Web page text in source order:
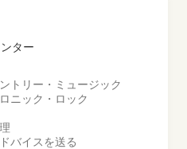
ター
トリー・ミュージック
ニック・ロック
バイスを送る